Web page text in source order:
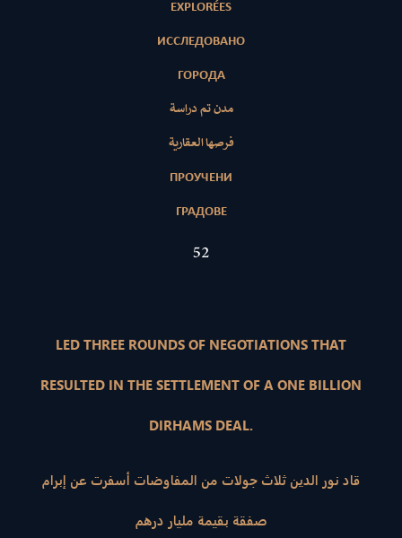
EXPLORÉES
ИССЛЕДОВАНО
ГОРОДА
مدن تم دراسة
فرصها العقارية
ПРОУЧЕНИ
ГРАДОВЕ
52
LED THREE ROUNDS OF NEGOTIATIONS THAT
RESULTED IN THE SETTLEMENT OF A ONE BILLION
DIRHAMS DEAL.
قاد نور الدين ثلاث جولات من المفاوضات أسفرت عن إبرام
صفقة بقيمة مليار درهم